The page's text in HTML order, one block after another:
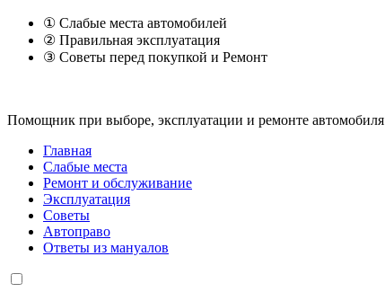
① Слабые места автомобилей
② Правильная эксплуатация
③ Советы перед покупкой и Ремонт
Помощник при выборе, эксплуатации и ремонте автомобиля
Главная
Слабые места
Ремонт и обслуживание
Эксплуатация
Советы
Автоправо
Ответы из мануалов